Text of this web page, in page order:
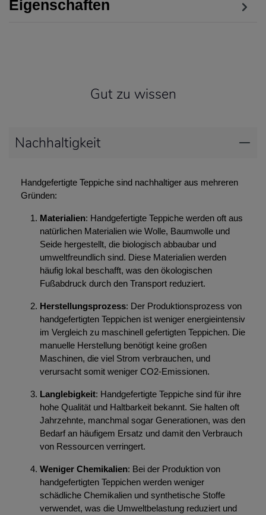
Eigenschaften
Gut zu wissen
Nachhaltigkeit
Handgefertigte Teppiche sind nachhaltiger aus mehreren
Gründen:
Materialien: Handgefertigte Teppiche werden oft aus
natürlichen Materialien wie Wolle, Baumwolle und
Seide hergestellt, die biologisch abbaubar und
umweltfreundlich sind. Diese Materialien werden
häufig lokal beschafft, was den ökologischen
Fußabdruck durch den Transport reduziert.
Herstellungsprozess: Der Produktionsprozess von
handgefertigten Teppichen ist weniger energieintensiv
im Vergleich zu maschinell gefertigten Teppichen. Die
manuelle Herstellung benötigt keine großen
Maschinen, die viel Strom verbrauchen, und
verursacht somit weniger CO2-Emissionen.
Langlebigkeit: Handgefertigte Teppiche sind für ihre
hohe Qualität und Haltbarkeit bekannt. Sie halten oft
Jahrzehnte, manchmal sogar Generationen, was den
Bedarf an häufigem Ersatz und damit den Verbrauch
von Ressourcen verringert.
Weniger Chemikalien: Bei der Produktion von
handgefertigten Teppichen werden weniger
schädliche Chemikalien und synthetische Stoffe
verwendet, was die Umweltbelastung reduziert und